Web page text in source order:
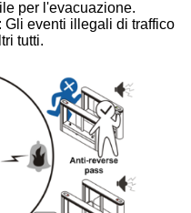
per l'evacuazione.
eventi illegali di traffico
tutti.